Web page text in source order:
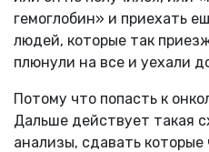
гемоглобин» и приехать
людей, которые так
плюнули на все и уехали
Потому что попасть к
Дальше действует такая
анализы, сдавать